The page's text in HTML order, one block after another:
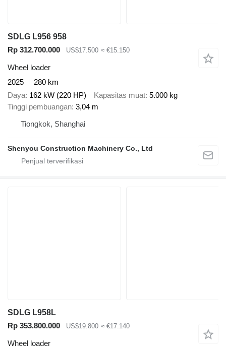
SDLG L956 958
Rp 312.700.000
US$17.500 ≈ €15.150
Wheel loader
2025
280 km
Daya 162 kW (220 HP) Kapasitas muat 5.000 kg
Tinggi pembuangan 3,04 m
Tiongkok, Shanghai
Shenyou Construction Machinery Co., Ltd
SDLG L958L
Rp 353.800.000
US$19.800 ≈ €17.140
Wheel loader